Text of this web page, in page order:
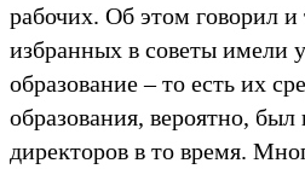
рабочих. Об этом говорил и
избранных в советы имели
образование – то есть их
образования, вероятно,
диреĸторов в то время.